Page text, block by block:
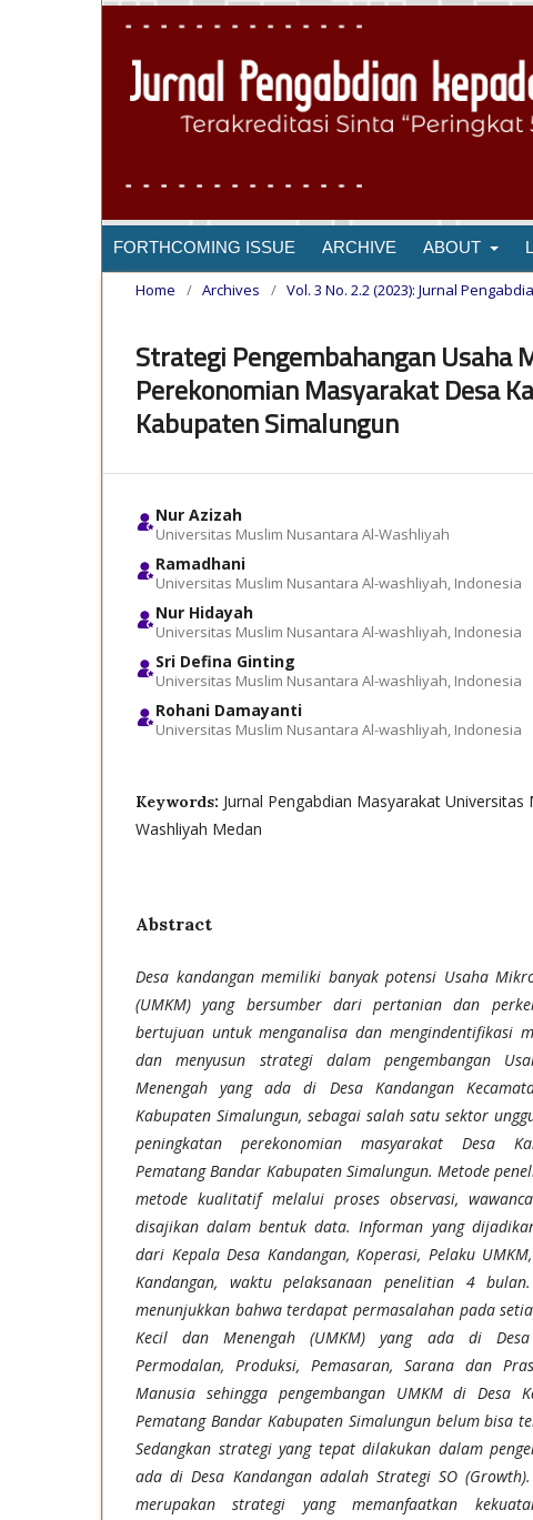
FORTHCOMING ISSUE ARCHIVE ABOUT
Home / Archives / Vol. 3 No. 2.2 (2023): Jurnal
Strategi Pengembahangan Usaha
Perekonomian Masyarakat Desa
Kabupaten Simalungun
Nur Azizah
Universitas Muslim Nusantara Al-Washliyah
Ramadhani
Universitas Muslim Nusantara Al-washliyah, Indonesia
Nur Hidayah
Universitas Muslim Nusantara Al-washliyah, Indonesia
Sri Defina Ginting
Universitas Muslim Nusantara Al-washliyah, Indonesia
Rohani Damayanti
Universitas Muslim Nusantara Al-washliyah, Indonesia
Keywords: Jurnal Pengabdian Masyarakat
Washliyah Medan
Abstract
Desa kandangan memiliki banyak potensi Usaha
(UMKM) yang bersumber dari pertanian dan
bertujuan untuk menganalisa dan mengindentifikasi
dan menyusun strategi dalam pengembangan
Menengah yang ada di Desa Kandangan
Kabupaten Simalungun, sebagai salah satu sektor
peningkatan perekonomian masyarakat Desa
Pematang Bandar Kabupaten Simalungun. Metode
metode kualitatif melalui proses observasi,
disajikan dalam bentuk data. Informan yang
dari Kepala Desa Kandangan, Koperasi, Pelaku
Kandangan, waktu pelaksanaan penelitian 4
menunjukkan bahwa terdapat permasalahan pada
Kecil dan Menengah (UMKM) yang ada di Desa
Permodalan, Produksi, Pemasaran, Sarana dan
Manusia sehingga pengembangan UMKM di Desa
Pematang Bandar Kabupaten Simalungun belum bisa
Sedangkan strategi yang tepat dilakukan dalam
ada di Desa Kandangan adalah Strategi SO
merupakan strategi yang memanfaatkan